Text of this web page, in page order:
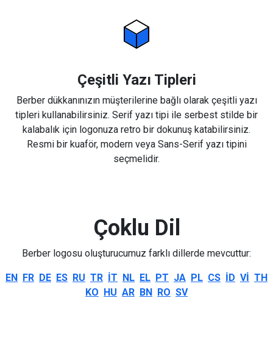
Çeşitli Yazı Tipleri
Berber dükkanınızın müşterilerine bağlı olarak çeşitli yazı
tipleri kullanabilirsiniz. Serif yazı tipi ile serbest stilde bir
kalabalık için logonuza retro bir dokunuş katabilirsiniz.
Resmi bir kuaför, modern veya Sans-Serif yazı tipini
seçmelidir.
Çoklu Dil
Berber logosu oluşturucumuz farklı dillerde mevcuttur:
EN FR DE ES RU TR IT NL EL PT JA PL CS ID VI TH
KO HU AR BN RO SV